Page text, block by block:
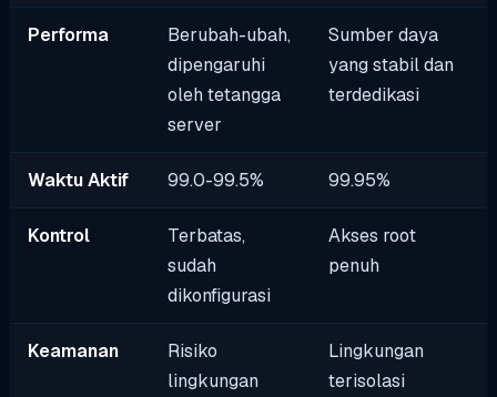
Performa
Berubah-ubah,
dipengaruhi
oleh tetangga
server
Sumber daya
yang stabil dan
terdedikasi
Waktu Aktif 99.0-99.5% 99.95%
Kontrol
Terbatas,
sudah
dikonfigurasi
Akses root
penuh
Keamanan
Risiko
lingkungan
Lingkungan
terisolasi